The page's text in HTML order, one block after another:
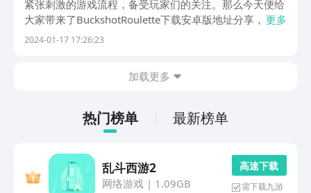
紧张刺激的游戏流程，备受玩家们的关注。那么今天便给
大家带来了BuckshotRoulette下载安卓版地址分享，希望
各位都能够感受到这款游戏的奇异魅力，尽情体验这场与
更多
2024-01-17 17:26:23
加载更多
热门榜单 最新榜单
乱斗西游2
网络游戏| 1.09GB
高 速 下 载
需下载九游